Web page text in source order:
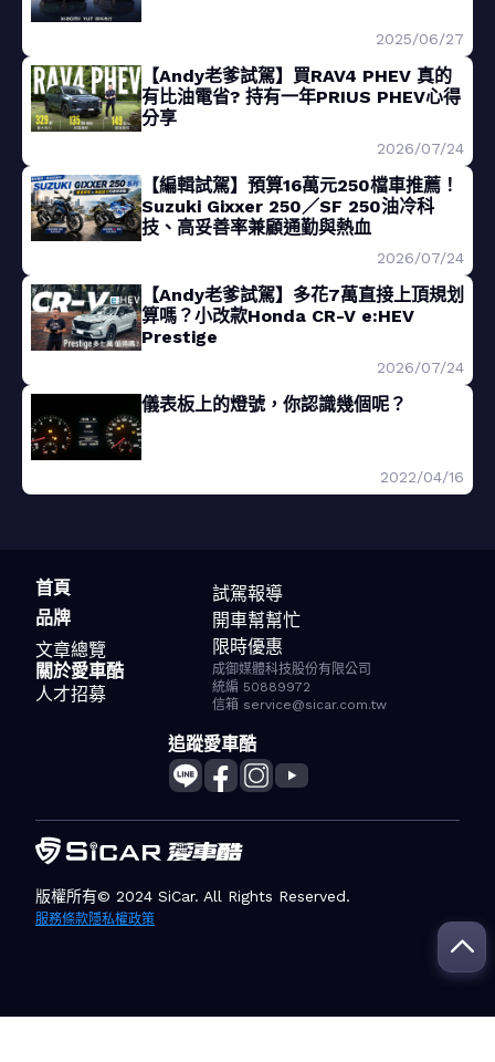
2025/06/27
【Andy老爹試駕】買RAV4 PHEV 真的
有比油電省? 持有一年PRIUS PHEV心得
分享
2026/07/24
【編輯試駕】預算16萬元250檔車推薦！
Suzuki Gixxer 250／SF 250油冷科
技、高妥善率兼顧通勤與熱血
2026/07/24
【Andy老爹試駕】多花7萬直接上頂規划
算嗎？小改款Honda CR-V e:HEV
Prestige
2026/07/24
儀表板上的燈號，你認識幾個呢？
2022/04/16
首頁
品牌
文章總覽
試駕報導
開車幫幫忙
限時優惠
關於愛車酷
人才招募
成御媒體科技股份有限公司
統編 50889972
信箱 service@sicar.com.tw
追蹤愛車酷
版權所有© 2024 SiCar. All Rights Reserved.
服務條款隱私權政策